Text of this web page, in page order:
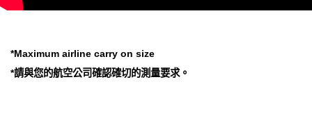
*Maximum airline carry on size
*請與您的航空公司確認確切的測量要求。